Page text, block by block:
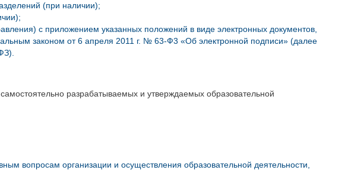
(при наличии);
с приложением указанных положений в виде электронных документов,
законом от 6 апреля 2011 г. № 63-Ф3 «Об электронной подписи» (далее
разрабатываемых и утверждаемых образовательной
вопросам организации и осуществления образовательной деятельности,